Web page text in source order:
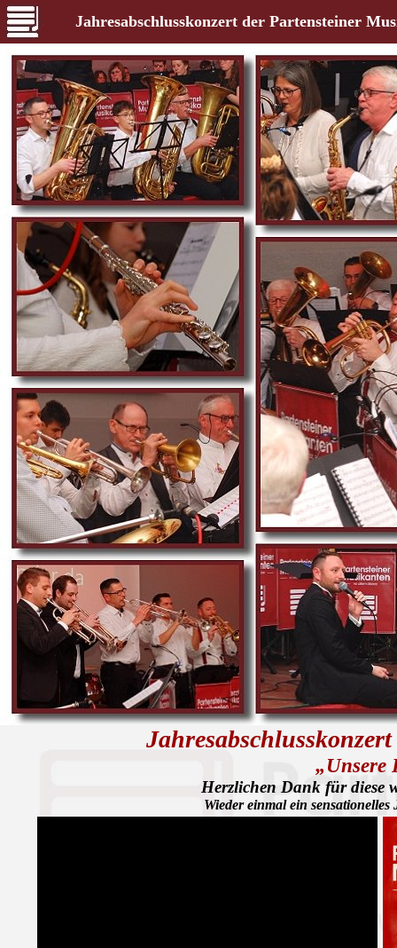
Jahresabschlusskonzert der Partensteiner
„Unsere
Herzlichen Dank für diese
Wieder einmal ein